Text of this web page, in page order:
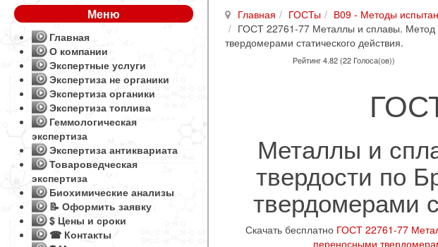
Главная ГОСТы
В09 - Методы
ГОСТ 22761-77 Металлы и сплавы.
твердомерами статического действия.
Рейтинг 4.82 (22 Голоса(ов))
Металлы и
твердости по
твердомерами
Скачать бесплатно ГОСТ 22761-77
переносными
Меню
Главная
О компании
Экспертные услуги
Экспертиза не органики
Экспертиза органики
Экспертиза топлива
Геммологическая
экспертиза
Экспертиза антиквариата
Товароведческая
экспертиза
Биохимические анализы
📝 Оформить заявку
$ Цены и сроки
☎ Контакты